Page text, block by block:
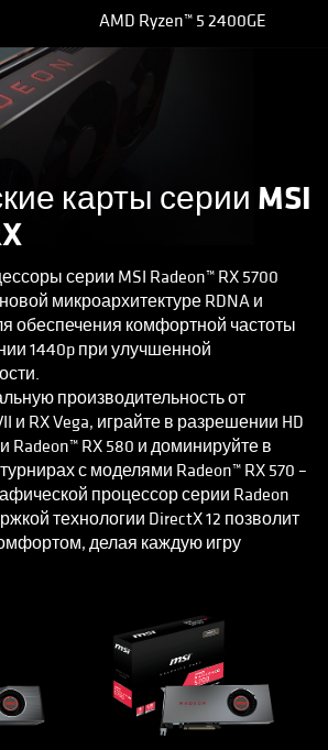
AMD Ryzen™ 5 2400GE
карты серии MSI
серии MSI Radeon™ RX 5700
микроархитектуре RDNA и
обеспечения комфортной частоты
1440p при улучшенной
производительность от
и RX Vega, играйте в разрешении HD
RX 580 и доминируйте в
с моделями Radeon™ RX 570 –
процессор серии Radeon
технологии DirectX 12 позволит
делая каждую игру